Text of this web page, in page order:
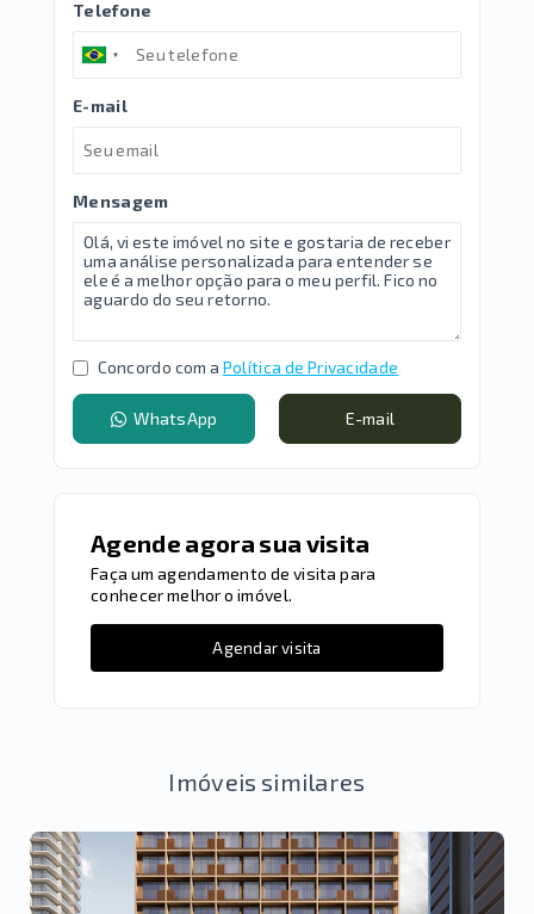
Telefone
E-mail
Mensagem
Concordo com a Política de Privacidade
WhatsApp E-mail
Agende agora sua visita
Faça um agendamento de visita para
conhecer melhor o imóvel.
Agendar visita
Imóveis similares